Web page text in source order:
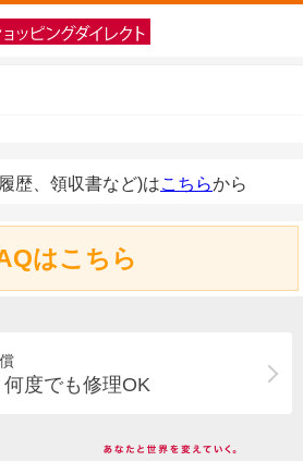
歴、領収書など)はこちらから
はこちら
何度でも修理OK